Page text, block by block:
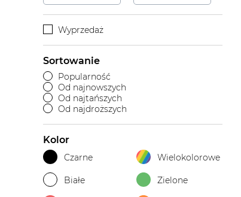
Wyprzedaż
Sortowanie
Popularność
Od najnowszych
Od najtańszych
Od najdroższych
Kolor
Czarne Wielokolorowe
Białe Zielone